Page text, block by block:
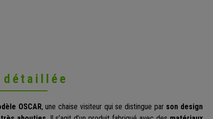
détaillée
OSCAR, une chaise visiteur qui se distingue par son design